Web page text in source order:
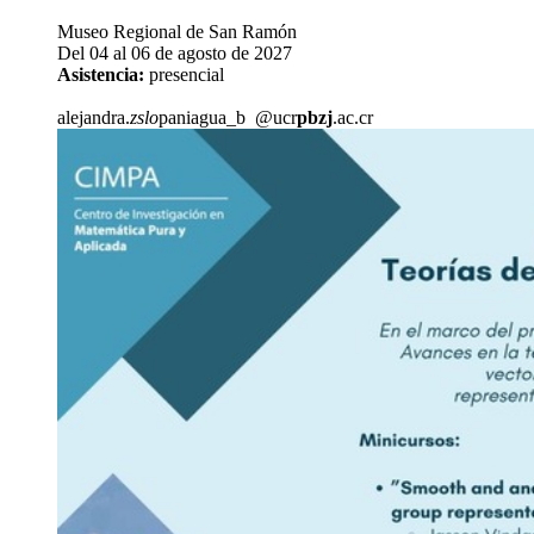
Museo Regional de San Ramón
Del 04 al 06 de agosto de 2027
Asistencia: presencial
alejandra.zslopaniagua_b @ucrpbzj.ac.cr